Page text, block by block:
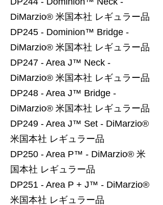
DiMarzio® 米国本社 レギュラー品
DP245 - Dominion™ Bridge -
DiMarzio® 米国本社 レギュラー品
DP247 - Area J™ Neck -
DiMarzio® 米国本社 レギュラー品
DP248 - Area J™ Bridge -
DiMarzio® 米国本社 レギュラー品
DP249 - Area J™ Set - DiMarzio®
米国本社 レギュラー品
DP250 - Area P™ - DiMarzio® 米
国本社 レギュラー品
DP251 - Area P + J™ - DiMarzio®
米国本社 レギュラー品